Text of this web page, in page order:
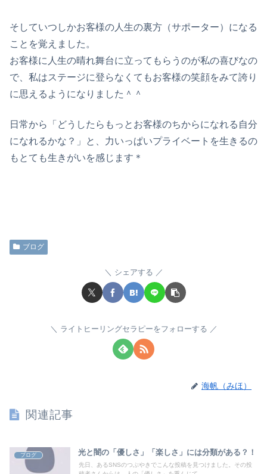
そしていつしかお客様の人生の裏方（サポーター）になる
ことを覚えました。
お客様に人生の晴れ舞台に立ってもらうのが私の喜びなの
で、私はステージに登らなくてもお客様の笑顔をみて誇り
に思えるようになりました＾＾
日常から「どうしたらもっとお客様のちからになれる自分
になれるかな？」と、力いっぱいプライベートを生きるの
もとても生きがいを感じます＊
ブログ
シェアする
ライトヒーリングセラピーをフォローする
海帆（みほ）
関連記事
ブログ 光と闇の「優しさ」「楽しさ」には分類がある？！
先日、あるSNSのつぶやきでこんな投稿を見つけました。その投